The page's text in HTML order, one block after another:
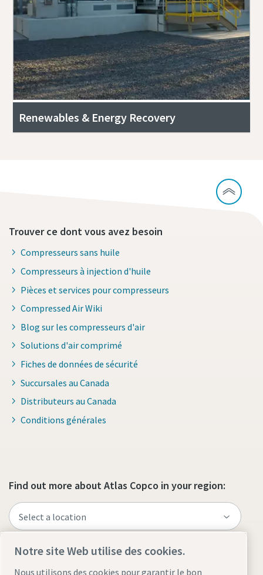
Renewables & Energy Recovery
Trouver ce dont vous avez besoin
Compresseurs sans huile
Compresseurs à injection d'huile
Pièces et services pour compresseurs
Compressed Air Wiki
Blog sur les compresseurs d'air
Solutions d'air comprimé
Fiches de données de sécurité
Succursales au Canada
Distributeurs au Canada
Conditions générales
Find out more about Atlas Copco in your region:
Notre site Web utilise des cookies.
Nous utilisons des cookies pour garantir le bon